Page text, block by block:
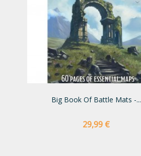
Big Book Of Battle Mats -...
Preço
29,99 €